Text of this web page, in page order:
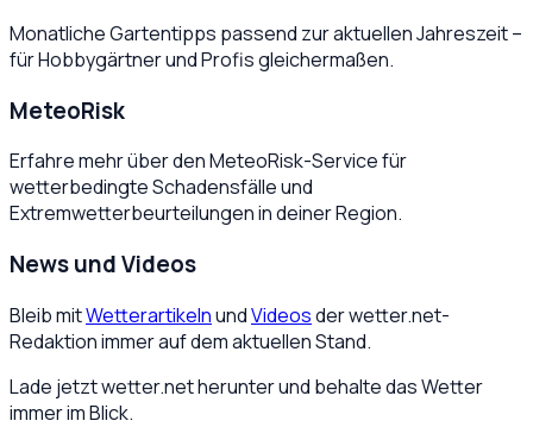
Monatliche Gartentipps passend zur aktuellen Jahreszeit –
für Hobbygärtner und Profis gleichermaßen.
MeteoRisk
Erfahre mehr über den MeteoRisk-Service für
wetterbedingte Schadensfälle und
Extremwetterbeurteilungen in deiner Region.
News und Videos
Bleib mitWetterartikelnundVideosder wetter.net-
Redaktion immer auf dem aktuellen Stand.
Lade jetzt wetter.net herunter und behalte das Wetter
immer im Blick.